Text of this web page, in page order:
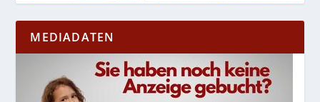
MEDIADATEN